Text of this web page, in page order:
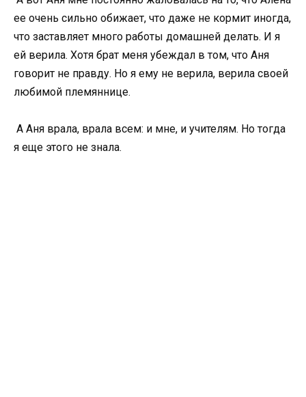
ее очень сильно обижает, что даже не кормит иногда,
что заставляет много работы домашней делать. И я
ей верила. Хотя брат меня убеждал в том, что Аня
говорит не правду. Но я ему не верила, верила своей
любимой племяннице.
А Аня врала, врала всем: и мне, и учителям. Но тогда
я еще этого не знала.